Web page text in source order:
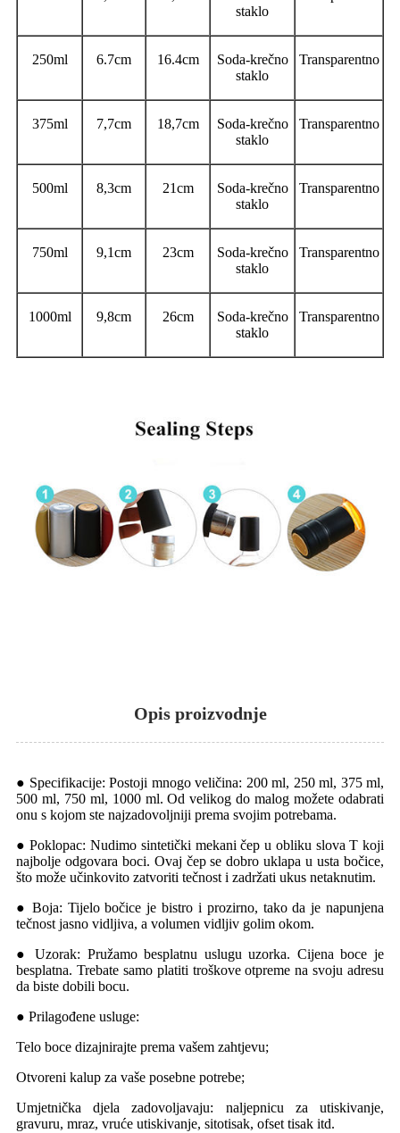
staklo
250ml 6.7cm 16.4cm
Soda-krečno
staklo
Transparentno
375ml 7,7cm 18,7cm
Soda-krečno
staklo
Transparentno
500ml 8,3cm 21cm
Soda-krečno
staklo
Transparentno
750ml 9,1cm 23cm
Soda-krečno
staklo
Transparentno
1000ml 9,8cm 26cm
Soda-krečno
staklo
Transparentno
Opis proizvodnje
● Specifikacije: Postoji mnogo veličina: 200 ml, 250 ml, 375 ml,
500 ml, 750 ml, 1000 ml. Od velikog do malog možete odabrati
onu s kojom ste najzadovoljniji prema svojim potrebama.
● Poklopac: Nudimo sintetički mekani čep u obliku slova T koji
najbolje odgovara boci. Ovaj čep se dobro uklapa u usta bočice,
što može učinkovito zatvoriti tečnost i zadržati ukus netaknutim.
● Boja: Tijelo bočice je bistro i prozirno, tako da je napunjena
tečnost jasno vidljiva, a volumen vidljiv golim okom.
● Uzorak: Pružamo besplatnu uslugu uzorka. Cijena boce je
besplatna. Trebate samo platiti troškove otpreme na svoju adresu
da biste dobili bocu.
● Prilagođene usluge:
Telo boce dizajnirajte prema vašem zahtjevu;
Otvoreni kalup za vaše posebne potrebe;
Umjetnička djela zadovoljavaju: naljepnicu za utiskivanje,
gravuru, mraz, vruće utiskivanje, sitotisak, ofset tisak itd.